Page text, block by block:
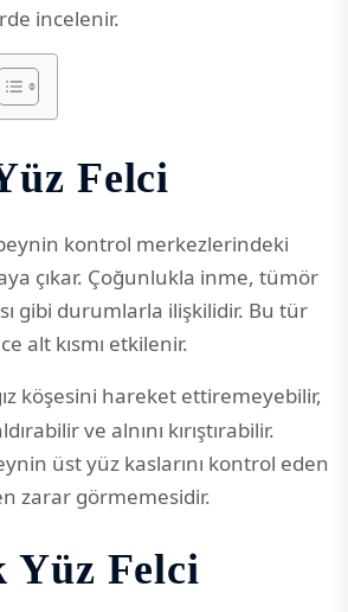
incelenir.
Felci
kontrol merkezlerindeki
çıkar. Çoğunlukla inme, tümör
gibi durumlarla ilişkilidir. Bu tür
alt kısmı etkilenir.
köşesini hareket ettiremeyebilir,
ve alnını kırıştırabilir.
üst yüz kaslarını kontrol eden
zarar görmemesidir.
Yüz Felci